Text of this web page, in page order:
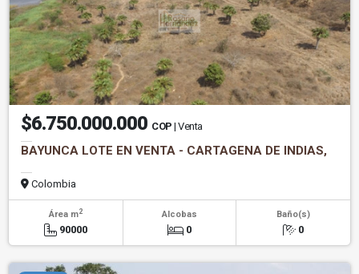
$6.750.000.000 COP | Venta
BAYUNCA LOTE EN VENTA - CARTAGENA DE INDIAS,
Colombia
Área m2
90000
Alcobas
0
Baño(s)
0